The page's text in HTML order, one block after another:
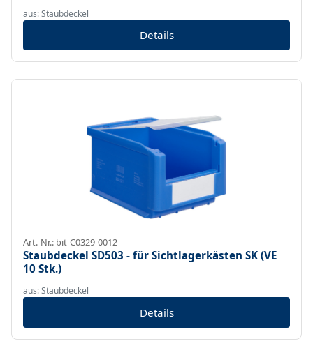
aus: Staubdeckel
Details
Art.-Nr.: bit-C0329-0012
Staubdeckel SD503 - für Sichtlagerkästen SK (VE
10 Stk.)
aus: Staubdeckel
Details